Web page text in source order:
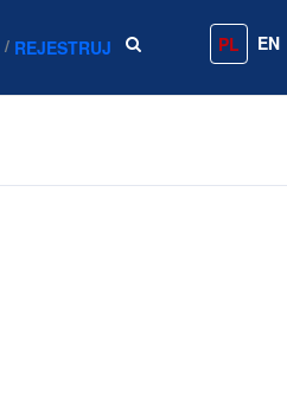
/ REJESTRUJ PL EN